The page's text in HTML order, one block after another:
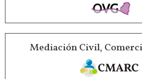
Mediación Civil,